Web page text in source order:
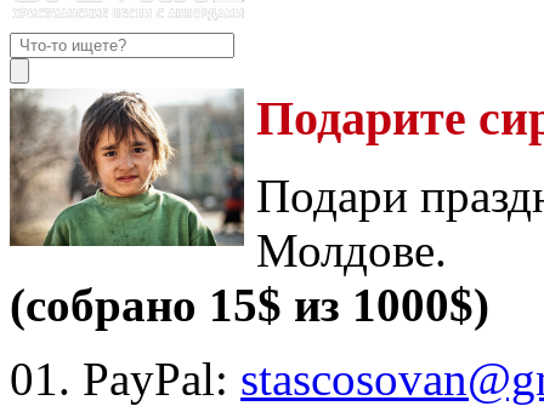
Подарите
Подари
Молдове.
(собрано 15$ из 1000$)
01. PayPal: